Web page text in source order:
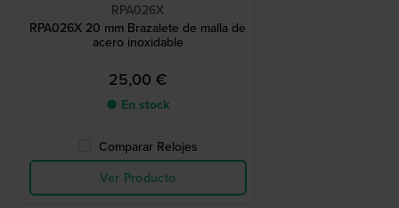
RPA026X
RPA026X 20 mm Brazalete de malla de
acero inoxidable
25,00 €
● En stock
Comparar Relojes
Ver Producto